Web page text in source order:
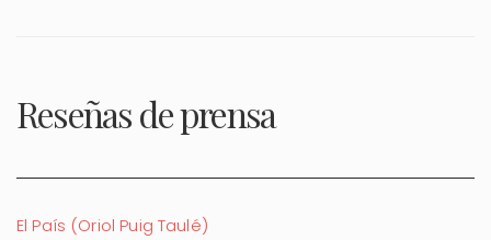
Reseñas de prensa
El País (Oriol Puig Taulé)